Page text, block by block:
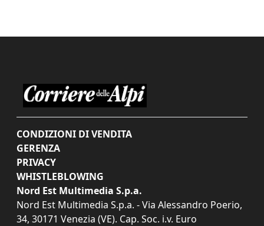
CONDIZIONI DI VENDITA
GERENZA
PRIVACY
WHISTLEBLOWING
Nord Est Multimedia S.p.a.
Nord Est Multimedia S.p.a. - Via Alessandro Poerio,
34, 30171 Venezia (VE). Cap. Soc. i.v. Euro